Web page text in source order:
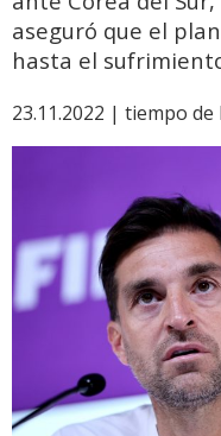
aseguró que el
hasta el
23.11.2022 | tiempo de